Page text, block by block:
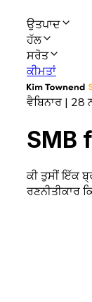
ਉਤਪਾਦ
ਹੱਲ
ਸਰੋਤ
ਕੀਮਤਾਂ
ਵੈਬਿਨਾਰ |
SMB
ਕੀ ਤੁਸੀਂ ਇੱਕ
ਰਣਨੀਤੀਕਾਰ